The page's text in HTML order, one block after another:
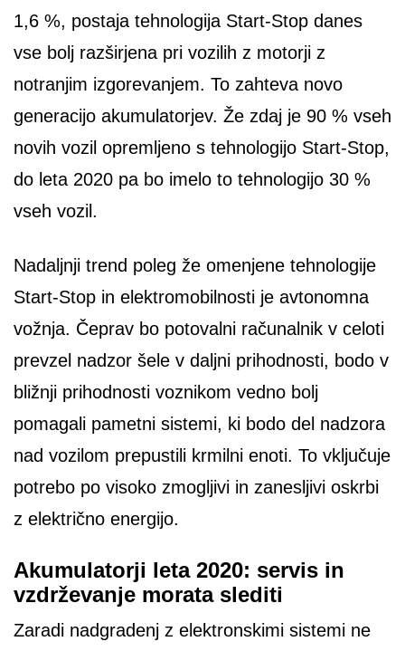
1,6 %, postaja tehnologija Start-Stop danes
vse bolj razširjena pri vozilih z motorji z
notranjim izgorevanjem. To zahteva novo
generacijo akumulatorjev. Že zdaj je 90 % vseh
novih vozil opremljeno s tehnologijo Start-Stop,
do leta 2020 pa bo imelo to tehnologijo 30 %
vseh vozil.
Nadaljnji trend poleg že omenjene tehnologije
Start-Stop in elektromobilnosti je avtonomna
vožnja. Čeprav bo potovalni računalnik v celoti
prevzel nadzor šele v daljni prihodnosti, bodo v
bližnji prihodnosti voznikom vedno bolj
pomagali pametni sistemi, ki bodo del nadzora
nad vozilom prepustili krmilni enoti. To vključuje
potrebo po visoko zmogljivi in zanesljivi oskrbi
z električno energijo.
Akumulatorji leta 2020: servis in
vzdrževanje morata slediti
Zaradi nadgradenj z elektronskimi sistemi ne